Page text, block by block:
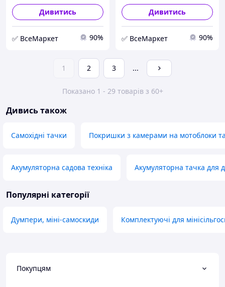
Дивитись
✅ ВсеМаркет 90%
Дивитись
✅ ВсеМаркет 90%
1 2 3 ...
Показано 1 - 29 товарів з 60+
Дивись також
Самохідні тачки Покришки з камерами на мотоблоки
Акумуляторна садова техніка Акумуляторна тачка для
Популярні категорії
Думпери, міні-самоскиди Комплектуючі для
Покупцям